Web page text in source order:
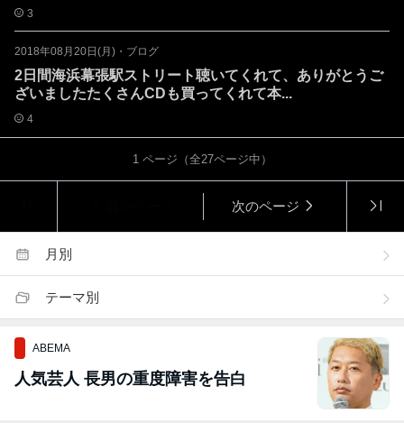
3
2018年08月20日(月) ・ ブログ
2日間海浜幕張駅ストリート聴いてくれて、ありがとうご
ざいましたたくさんCDも買ってくれて本...
4
1ページ（全27ページ中）
次のページ
月別
テーマ別
ABEMA
人気芸人 長男の重度障害を告白